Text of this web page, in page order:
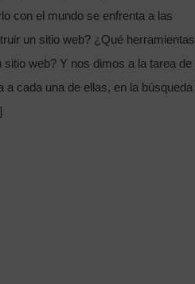
con el mundo se enfrenta a las
un sitio web? ¿Qué herramientas
sitio web? Y nos dimos a la tarea de
a cada una de ellas, en la búsqueda